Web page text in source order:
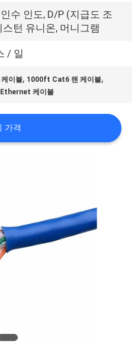
수 인도, D/P (지급도 조
스턴 유니온, 머니그램
/ 일
이블, 1000ft Cat6 랜 케이블,
케이블
가격